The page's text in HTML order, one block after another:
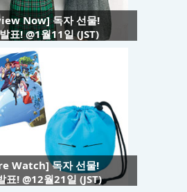
Now] 독자 선물!
표! @1월11일 (JST)
Watch] 독자 선물!
표! @12월21일 (JST)